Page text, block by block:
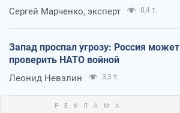
Сергей Марченко, эксперт 8,4 т.
Запад проспал угрозу: Россия может
проверить НАТО войной
Леонид Невзлин 3,3 т.